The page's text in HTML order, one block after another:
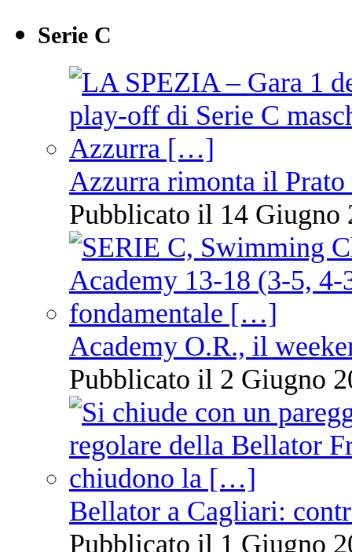
Serie C
Azzurra rimonta il Prato
Pubblicato il 14 Giugno
Academy O.R., il
Pubblicato il 2 Giugno
Bellator a Cagliari:
Pubblicato il 1 Giugno